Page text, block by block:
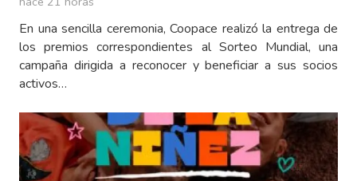
En una sencilla ceremonia, Coopace realizó la entrega de
los premios correspondientes al Sorteo Mundial, una
campaña dirigida a reconocer y beneficiar a sus socios
activos…